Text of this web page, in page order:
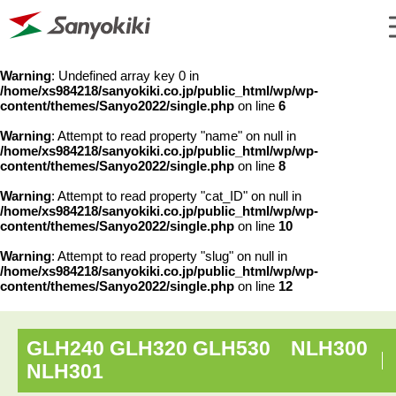
Warning: Undefined array key 0 in
/home/xs984218/sanyokiki.co.jp/public_html/wp/wp-
content/themes/Sanyo2022/single.php on line 6
Warning: Attempt to read property "name" on null in
/home/xs984218/sanyokiki.co.jp/public_html/wp/wp-
content/themes/Sanyo2022/single.php on line 8
Warning: Attempt to read property "cat_ID" on null in
/home/xs984218/sanyokiki.co.jp/public_html/wp/wp-
content/themes/Sanyo2022/single.php on line 10
Warning: Attempt to read property "slug" on null in
/home/xs984218/sanyokiki.co.jp/public_html/wp/wp-
content/themes/Sanyo2022/single.php on line 12
GLH240 GLH320 GLH530 NLH300
NLH301